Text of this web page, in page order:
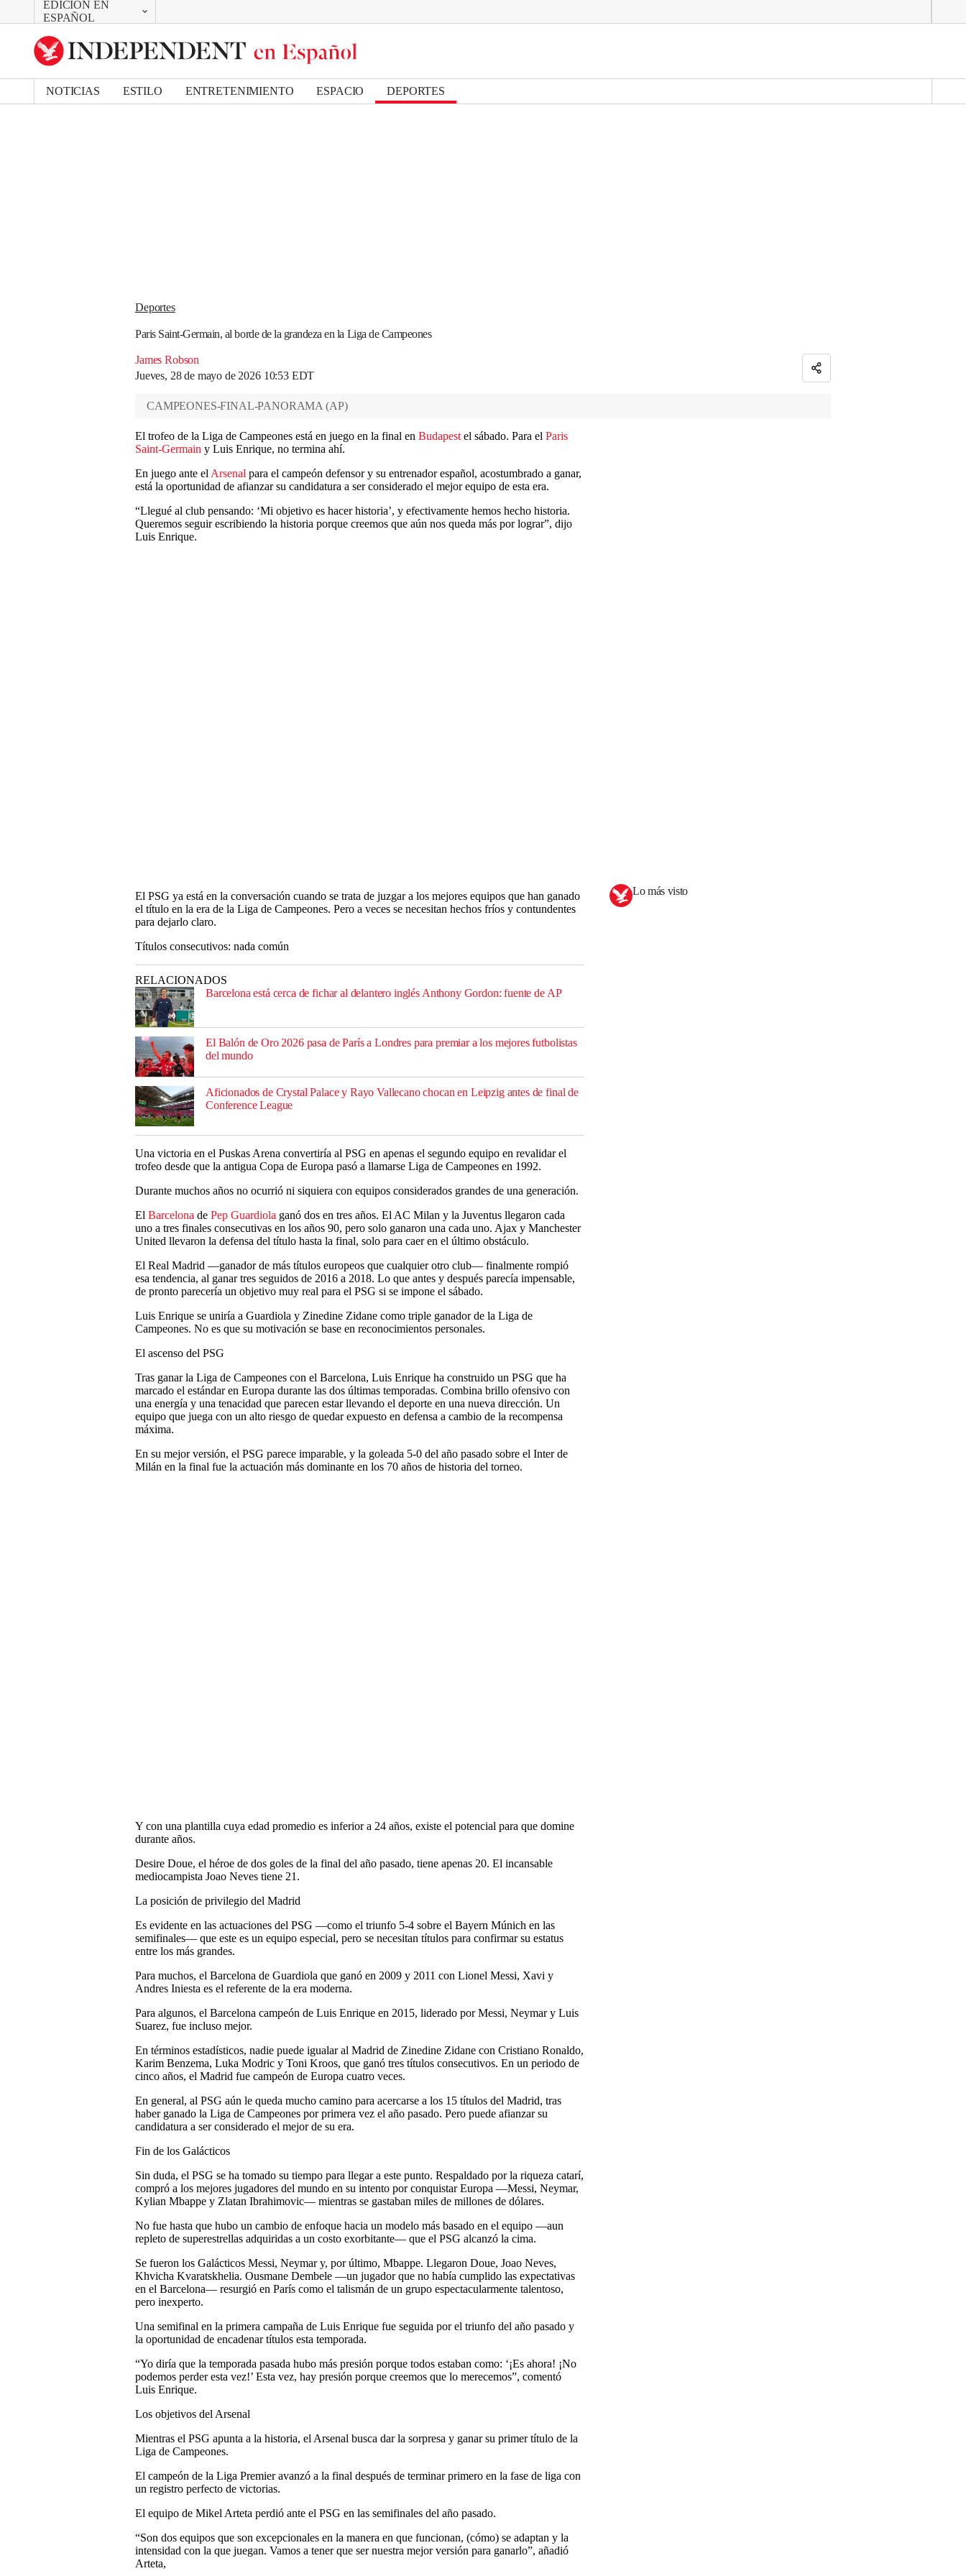
EDICIÓN EN
ESPAÑOL
CAMBIAR
UK Edition
US Edition
NOTICIAS ESTILO ENTRETENIMIENTO ESPACIO DEPORTES
Deportes
Paris Saint-Germain, al borde de la grandeza en la Liga de Campeones
James Robson
Jueves, 28 de mayo de 2026 10:53 EDT
Bookmark popover
Removed from bookmarks
Close popover
CAMPEONES-FINAL-PANORAMA (AP)
El trofeo de la Liga de Campeones está en juego en la final en Budapest el sábado. Para el Paris
Saint-Germain y Luis Enrique, no termina ahí.
En juego ante el Arsenal para el campeón defensor y su entrenador español, acostumbrado a ganar,
está la oportunidad de afianzar su candidatura a ser considerado el mejor equipo de esta era.
“Llegué al club pensando: ‘Mi objetivo es hacer historia’, y efectivamente hemos hecho historia.
Queremos seguir escribiendo la historia porque creemos que aún nos queda más por lograr”, dijo
Luis Enrique.
El PSG ya está en la conversación cuando se trata de juzgar a los mejores equipos que han ganado
el título en la era de la Liga de Campeones. Pero a veces se necesitan hechos fríos y contundentes
para dejarlo claro.
Títulos consecutivos: nada común
RELACIONADOS
Barcelona está cerca de fichar al delantero inglés Anthony Gordon: fuente de AP
El Balón de Oro 2026 pasa de París a Londres para premiar a los mejores futbolistas
del mundo
Aficionados de Crystal Palace y Rayo Vallecano chocan en Leipzig antes de final de
Conference League
Una victoria en el Puskas Arena convertiría al PSG en apenas el segundo equipo en revalidar el
trofeo desde que la antigua Copa de Europa pasó a llamarse Liga de Campeones en 1992.
Durante muchos años no ocurrió ni siquiera con equipos considerados grandes de una generación.
El Barcelona de Pep Guardiola ganó dos en tres años. El AC Milan y la Juventus llegaron cada
uno a tres finales consecutivas en los años 90, pero solo ganaron una cada uno. Ajax y Manchester
United llevaron la defensa del título hasta la final, solo para caer en el último obstáculo.
El Real Madrid —ganador de más títulos europeos que cualquier otro club— finalmente rompió
esa tendencia, al ganar tres seguidos de 2016 a 2018. Lo que antes y después parecía impensable,
de pronto parecería un objetivo muy real para el PSG si se impone el sábado.
Luis Enrique se uniría a Guardiola y Zinedine Zidane como triple ganador de la Liga de
Campeones. No es que su motivación se base en reconocimientos personales.
El ascenso del PSG
Tras ganar la Liga de Campeones con el Barcelona, Luis Enrique ha construido un PSG que ha
marcado el estándar en Europa durante las dos últimas temporadas. Combina brillo ofensivo con
una energía y una tenacidad que parecen estar llevando el deporte en una nueva dirección. Un
equipo que juega con un alto riesgo de quedar expuesto en defensa a cambio de la recompensa
máxima.
En su mejor versión, el PSG parece imparable, y la goleada 5-0 del año pasado sobre el Inter de
Milán en la final fue la actuación más dominante en los 70 años de historia del torneo.
Y con una plantilla cuya edad promedio es inferior a 24 años, existe el potencial para que domine
durante años.
Desire Doue, el héroe de dos goles de la final del año pasado, tiene apenas 20. El incansable
mediocampista Joao Neves tiene 21.
La posición de privilegio del Madrid
Es evidente en las actuaciones del PSG —como el triunfo 5-4 sobre el Bayern Múnich en las
semifinales— que este es un equipo especial, pero se necesitan títulos para confirmar su estatus
entre los más grandes.
Para muchos, el Barcelona de Guardiola que ganó en 2009 y 2011 con Lionel Messi, Xavi y
Andres Iniesta es el referente de la era moderna.
Para algunos, el Barcelona campeón de Luis Enrique en 2015, liderado por Messi, Neymar y Luis
Suarez, fue incluso mejor.
En términos estadísticos, nadie puede igualar al Madrid de Zinedine Zidane con Cristiano Ronaldo,
Karim Benzema, Luka Modric y Toni Kroos, que ganó tres títulos consecutivos. En un periodo de
cinco años, el Madrid fue campeón de Europa cuatro veces.
En general, al PSG aún le queda mucho camino para acercarse a los 15 títulos del Madrid, tras
haber ganado la Liga de Campeones por primera vez el año pasado. Pero puede afianzar su
candidatura a ser considerado el mejor de su era.
Fin de los Galácticos
Sin duda, el PSG se ha tomado su tiempo para llegar a este punto. Respaldado por la riqueza catarí,
compró a los mejores jugadores del mundo en su intento por conquistar Europa —Messi, Neymar,
Kylian Mbappe y Zlatan Ibrahimovic— mientras se gastaban miles de millones de dólares.
No fue hasta que hubo un cambio de enfoque hacia un modelo más basado en el equipo —aun
repleto de superestrellas adquiridas a un costo exorbitante— que el PSG alcanzó la cima.
Se fueron los Galácticos Messi, Neymar y, por último, Mbappe. Llegaron Doue, Joao Neves,
Khvicha Kvaratskhelia. Ousmane Dembele —un jugador que no había cumplido las expectativas
en el Barcelona— resurgió en París como el talismán de un grupo espectacularmente talentoso,
pero inexperto.
Una semifinal en la primera campaña de Luis Enrique fue seguida por el triunfo del año pasado y
la oportunidad de encadenar títulos esta temporada.
“Yo diría que la temporada pasada hubo más presión porque todos estaban como: ‘¡Es ahora! ¡No
podemos perder esta vez!’ Esta vez, hay presión porque creemos que lo merecemos”, comentó
Luis Enrique.
Los objetivos del Arsenal
Mientras el PSG apunta a la historia, el Arsenal busca dar la sorpresa y ganar su primer título de la
Liga de Campeones.
El campeón de la Liga Premier avanzó a la final después de terminar primero en la fase de liga con
un registro perfecto de victorias.
El equipo de Mikel Arteta perdió ante el PSG en las semifinales del año pasado.
“Son dos equipos que son excepcionales en la manera en que funcionan, (cómo) se adaptan y la
intensidad con la que juegan. Vamos a tener que ser nuestra mejor versión para ganarlo”, añadió
Arteta,
Lo más visto